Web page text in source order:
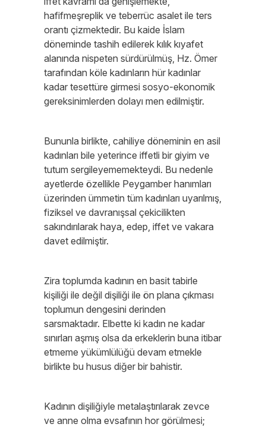
hafifmeşreplik ve teberrüc asalet ile ters
orantı çizmektedir. Bu kaide İslam
döneminde tashih edilerek kılık kıyafet
alanında nispeten sürdürülmüş, Hz. Ömer
tarafından köle kadınların hür kadınlar
kadar tesettüre girmesi sosyo-ekonomik
gereksinimlerden dolayı men edilmiştir.
Bununla birlikte, cahiliye döneminin en asil
kadınları bile yeterince iffetli bir giyim ve
tutum sergileyememekteydi. Bu nedenle
ayetlerde özellikle Peygamber hanımları
üzerinden ümmetin tüm kadınları uyarılmış,
fiziksel ve davranışsal çekicilikten
sakındırılarak haya, edep, iffet ve vakara
davet edilmiştir.
Zira toplumda kadının en basit tabirle
kişiliği ile değil dişiliği ile ön plana çıkması
toplumun dengesini derinden
sarsmaktadır. Elbette ki kadın ne kadar
sınırları aşmış olsa da erkeklerin buna itibar
etmeme yükümlülüğü devam etmekle
birlikte bu husus diğer bir bahistir.
Kadının dişiliğiyle metalaştırılarak zevce
ve anne olma evsafının hor görülmesi;